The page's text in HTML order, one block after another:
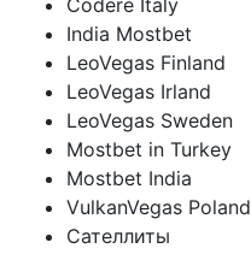
Codere Italy
India Mostbet
LeoVegas Finland
LeoVegas Irland
LeoVegas Sweden
Mostbet in Turkey
Mostbet India
VulkanVegas Poland
Сателлиты